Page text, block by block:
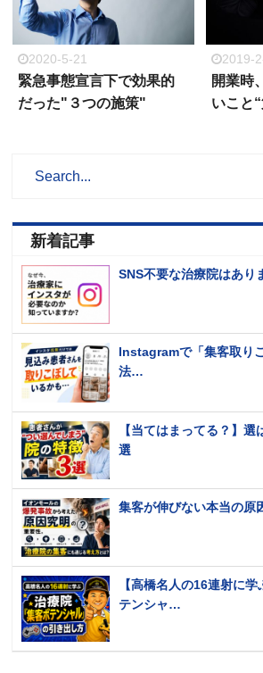
2020-5-21
緊急事態宣言下で効果的
だった"３つの施策"
2019-
開業時
いこと
新着記事
SNS不要な治療院はあり
Instagramで「集客取り
法…
【当てはまってる？】
選
集客が伸びない本当の原
【高橋名人の16連射に
テンシャ…